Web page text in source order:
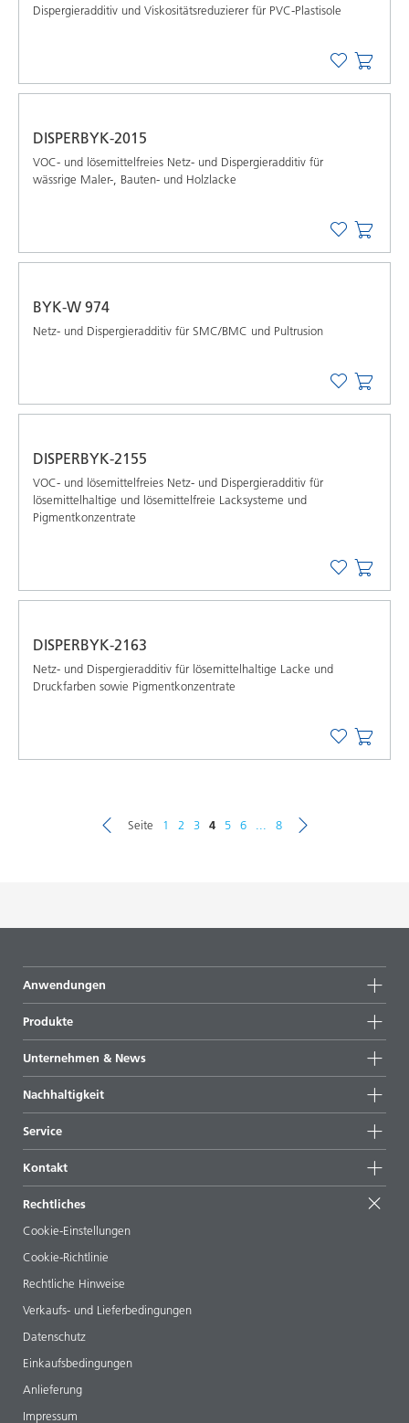
Dispergieradditiv und Viskositätsreduzierer für PVC-Plastisole
DISPERBYK-2015
VOC- und lösemittelfreies Netz- und Dispergieradditiv für
wässrige Maler-, Bauten- und Holzlacke
BYK-W 974
Netz- und Dispergieradditiv für SMC/BMC und Pultrusion
DISPERBYK-2155
VOC- und lösemittelfreies Netz- und Dispergieradditiv für
lösemittelhaltige und lösemittelfreie Lacksysteme und
Pigmentkonzentrate
DISPERBYK-2163
Netz- und Dispergieradditiv für lösemittelhaltige Lacke und
Druckfarben sowie Pigmentkonzentrate
Seite 1 2 3 4 5 6 8
Anwendungen
Produkte
Alle Produkte
Highlights
Unternehmen & News
News
Presse & Medien
Standorte & Distributoren
Messen & Events
Management Team
Nachhaltigkeit
Nachhaltige Produkte
Success Stories
EcoVadis
Zertifikate
Service
Startformulierungen
Veröffentlichungen
ebooks
Regulatory Affairs
Additive Guide App
Videos
Downloads
Kontakt
Rechtliches
Cookie-Einstellungen
Cookie-Richtlinie
Rechtliche Hinweise
Verkaufs- und Lieferbedingungen
Datenschutz
Einkaufsbedingungen
Anlieferung
Impressum